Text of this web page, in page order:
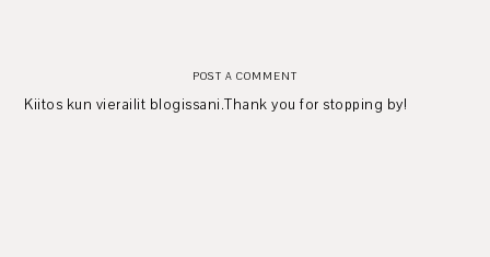
POST A COMMENT
Kiitos kun vierailit blogissani.Thank you for stopping by!